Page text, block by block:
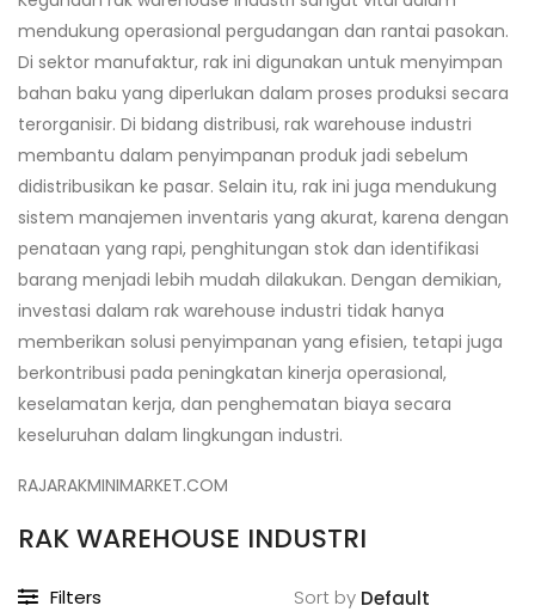
mendukung operasional pergudangan dan rantai pasokan.
Di sektor manufaktur, rak ini digunakan untuk menyimpan
bahan baku yang diperlukan dalam proses produksi secara
terorganisir. Di bidang distribusi, rak warehouse industri
membantu dalam penyimpanan produk jadi sebelum
didistribusikan ke pasar. Selain itu, rak ini juga mendukung
sistem manajemen inventaris yang akurat, karena dengan
penataan yang rapi, penghitungan stok dan identifikasi
barang menjadi lebih mudah dilakukan. Dengan demikian,
investasi dalam rak warehouse industri tidak hanya
memberikan solusi penyimpanan yang efisien, tetapi juga
berkontribusi pada peningkatan kinerja operasional,
keselamatan kerja, dan penghematan biaya secara
keseluruhan dalam lingkungan industri.
RAJARAKMINIMARKET.COM
RAK WAREHOUSE INDUSTRI
Filters Sort by